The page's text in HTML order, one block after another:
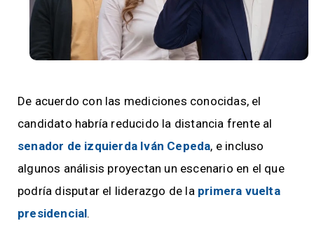
De acuerdo con las mediciones conocidas, el
candidato habría reducido la distancia frente al
senador de izquierda Iván Cepeda, e incluso
algunos análisis proyectan un escenario en el que
podría disputar el liderazgo de la primera vuelta
presidencial.